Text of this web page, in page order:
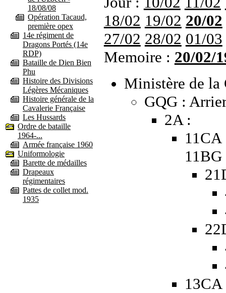
18/08/08
Opération Tacaud,
première opex
14e régiment de
Dragons Portés (14e
RDP)
Bataille de Dien Bien
Phu
Histoire des Divisions
Légères Mécaniques
Histoire générale de la
Cavalerie Française
Les Hussards
Ordre de bataille
1964-...
Armée française 1960
Uniformologie
Barette de médailles
Drapeaux
régimentaires
Pattes de collet mod.
1935
18/02 19/02 20/02
27/02 28/02 01/03
Memoire : 20/02/
Ministère de la
GQG :
2A :
11BG